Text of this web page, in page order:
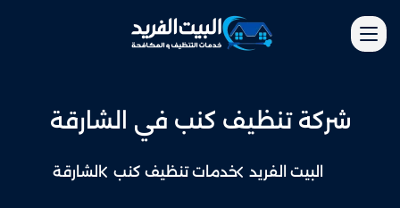
شركة تنظيف كنب​ في الشارقة​
البيت الفريد خدمات تنظيف كنب الشارقة